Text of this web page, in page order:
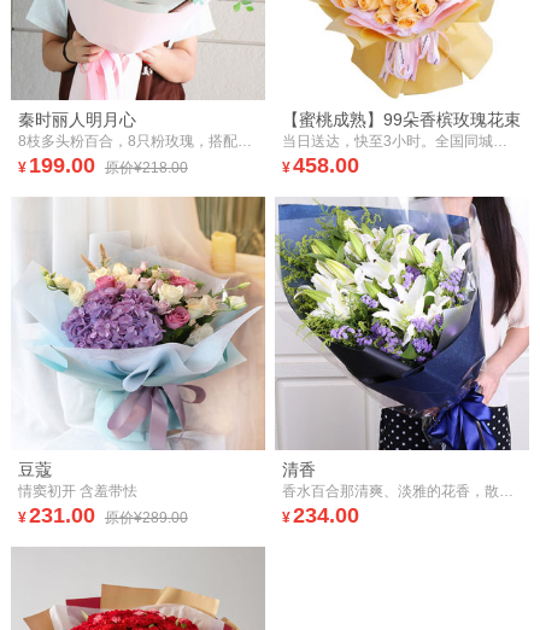
秦时丽人明月心
8枝多头粉百合，8只粉玫瑰，搭配尤加利
¥ 199.00 原价¥218.00
【蜜桃成熟】99朵香槟玫瑰花束
当日送达，快至3小时。全国同城，鲜花速递。99朵香槟玫瑰花束。
¥458.00
豆蔻
情窦初开 含羞带怯
¥231.00 原价¥289.00
清香
香水百合那清爽、淡雅的花香，散发出淡淡的幽香，给人一种淡淡的浪漫感。
¥234.00